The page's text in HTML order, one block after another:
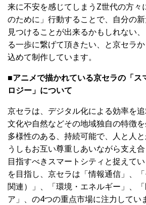
来に不安を感じてしまうZ世代の方々
のために」行動することで、自分の
見つけることが出来るかもしれない
る一歩に繋げて頂きたい、と京セラ
込めて制作しています。
■アニメで描かれている京セラの「ス
ロジー」について
京セラは、デジタル化による効率を追
文化や自然などその地域独自の特徴を
多様性のある、持続可能で、人と人
うしもお互い尊重しあいながら支え合
目指すべきスマートシティと捉えて
を目指し、京セラは「情報通信」、
関連）」、「環境・エネルギー」、
ア」、の4つの重点市場に注力してい